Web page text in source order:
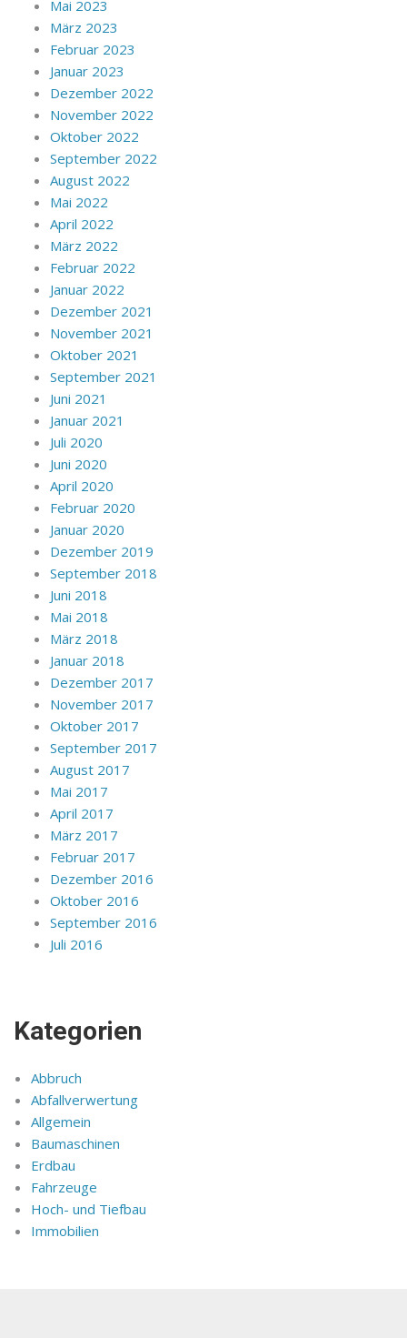
Mai 2023
März 2023
Februar 2023
Januar 2023
Dezember 2022
November 2022
Oktober 2022
September 2022
August 2022
Mai 2022
April 2022
März 2022
Februar 2022
Januar 2022
Dezember 2021
November 2021
Oktober 2021
September 2021
Juni 2021
Januar 2021
Juli 2020
Juni 2020
April 2020
Februar 2020
Januar 2020
Dezember 2019
September 2018
Juni 2018
Mai 2018
März 2018
Januar 2018
Dezember 2017
November 2017
Oktober 2017
September 2017
August 2017
Mai 2017
April 2017
März 2017
Februar 2017
Dezember 2016
Oktober 2016
September 2016
Juli 2016
Kategorien
Abbruch
Abfallverwertung
Allgemein
Baumaschinen
Erdbau
Fahrzeuge
Hoch- und Tiefbau
Immobilien